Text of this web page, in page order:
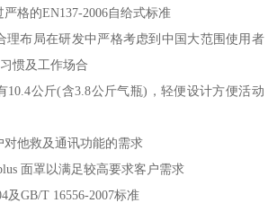
格的EN137-2006自给式标准
理布局在研发中严格考虑到中国大范围使用者
惯及工作场合
10.4公斤(含3.8公斤气瓶)，轻便设计方便活动
对他救及通讯功能的需求
面罩以满足较高要求客户需求
及GB/T 16556-2007标准